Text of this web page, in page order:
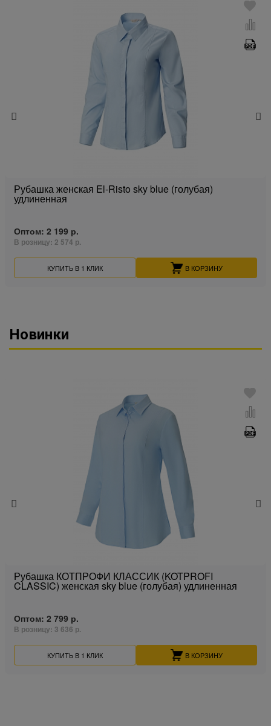
Рубашка женская El-Risto sky blue (голубая)
удлиненная
Оптом: 2 199 р.
В розницу: 2 574 р.
КУПИТЬ В 1 КЛИК В КОРЗИНУ
Новинки
Рубашка КОТПРОФИ КЛАССИК (KOTPROFI
CLASSIC) женская sky blue (голубая) удлиненная
Оптом: 2 799 р.
В розницу: 3 636 р.
КУПИТЬ В 1 КЛИК В КОРЗИНУ